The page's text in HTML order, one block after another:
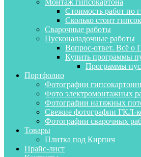
Монтаж гипсокартона
Стоимость работ по
Сколько стоит
Сварочные работы
Пусконаладочные работы
Вопрос-ответ. Всё о
Купить программы
Программы
Портфолио
Фотографии
Фото электромонтажных
Фотографии натяжных
Свежие фотографии ГКЛ-
Фотографии сварочных
Товары
Плитка под Кирпич
Прайс-лист